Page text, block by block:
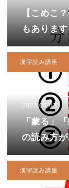
【こめこ
もありま
漢字読み講座
2023.06.02
「蒙る」
の読み方
漢字読み講座